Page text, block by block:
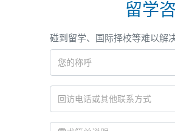
留学
碰到留学、国际择校等难以解